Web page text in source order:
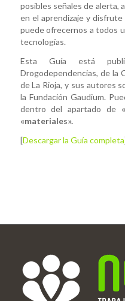
posibles señales de alerta,
en el aprendizaje y
puede ofrecernos a todos
tecnologías.
Esta Guía está
Drogodependencias, de la
de La Rioja, y sus autores
la Fundación Gaudium.
dentro del apartado de
«materiales».
[Descargar la Guía completa